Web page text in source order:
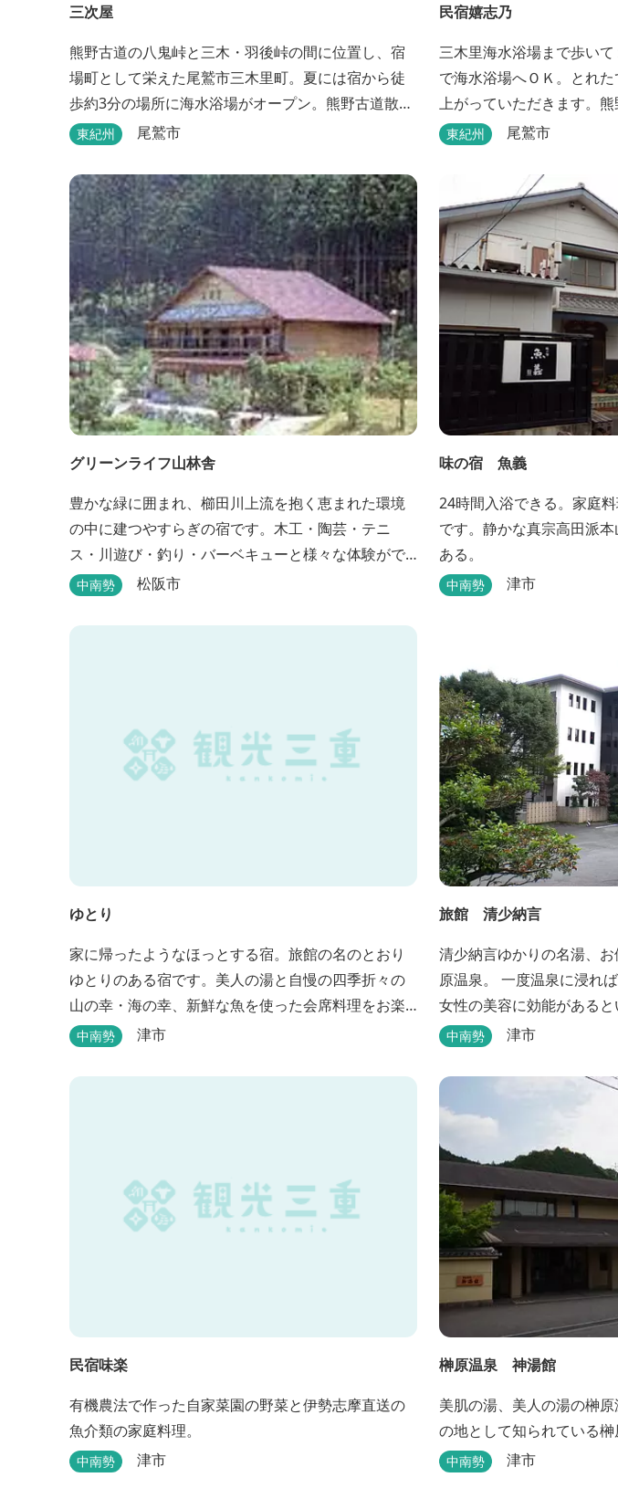
三次屋
熊野古道の八鬼峠と三木・羽後峠の間に位置し、宿
場町として栄えた尾鷲市三木里町。夏には宿から徒
歩約3分の場所に海水浴場がオープン。熊野古道散策
はもちろん、林業体験もできます。
東紀州 尾鷲市
民宿嬉志乃
三木里海水浴場まで歩い
で海水浴場へＯＫ。とれ
上がっていただきます。
には便利。
東紀州 尾鷲市
グリーンライフ山林舎
豊かな緑に囲まれ、櫛田川上流を抱く恵まれた環境
の中に建つやすらぎの宿です。木工・陶芸・テニ
ス・川遊び・釣り・バーベキューと様々な体験がで
きます。心の一服にどうぞ。
中南勢 松阪市
味の宿 魚義
24時間入浴できる。家庭
です。静かな真宗高田派
ある。
中南勢 津市
ゆとり
家に帰ったようなほっとする宿。旅館の名のとおり
ゆとりのある宿です。美人の湯と自慢の四季折々の
山の幸・海の幸、新鮮な魚を使った会席料理をお楽
しみいただけます。
中南勢 津市
旅館 清少納言
清少納言ゆかりの名湯、
原温泉。 一度温泉に浸れ
女性の美容に効能がある
川のせせらぎが聞こえる
味、心のこもったおもて
日頃の喧騒から離れ、平安
中南勢 津市
民宿味楽
有機農法で作った自家菜園の野菜と伊勢志摩直送の
魚介類の家庭料理。
中南勢 津市
榊原温泉 神湯館
美肌の湯、美人の湯の榊
の地として知られている榊
中南勢 津市